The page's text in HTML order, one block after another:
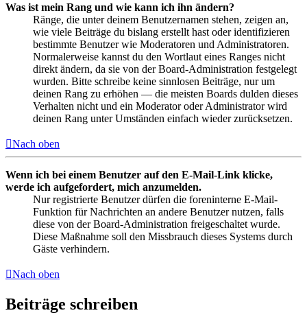
Was ist mein Rang und wie kann ich ihn ändern?
Ränge, die unter deinem Benutzernamen stehen, zeigen an,
wie viele Beiträge du bislang erstellt hast oder identifizieren
bestimmte Benutzer wie Moderatoren und Administratoren.
Normalerweise kannst du den Wortlaut eines Ranges nicht
direkt ändern, da sie von der Board-Administration festgelegt
wurden. Bitte schreibe keine sinnlosen Beiträge, nur um
deinen Rang zu erhöhen — die meisten Boards dulden dieses
Verhalten nicht und ein Moderator oder Administrator wird
deinen Rang unter Umständen einfach wieder zurücksetzen.
Nach oben
Wenn ich bei einem Benutzer auf den E-Mail-Link klicke,
werde ich aufgefordert, mich anzumelden.
Nur registrierte Benutzer dürfen die foreninterne E-Mail-
Funktion für Nachrichten an andere Benutzer nutzen, falls
diese von der Board-Administration freigeschaltet wurde.
Diese Maßnahme soll den Missbrauch dieses Systems durch
Gäste verhindern.
Nach oben
Beiträge schreiben